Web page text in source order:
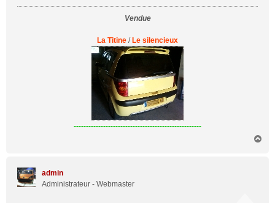
Vendue
La Titine / Le silencieux
----------------------------------------------------
admin
Administrateur - Webmaster